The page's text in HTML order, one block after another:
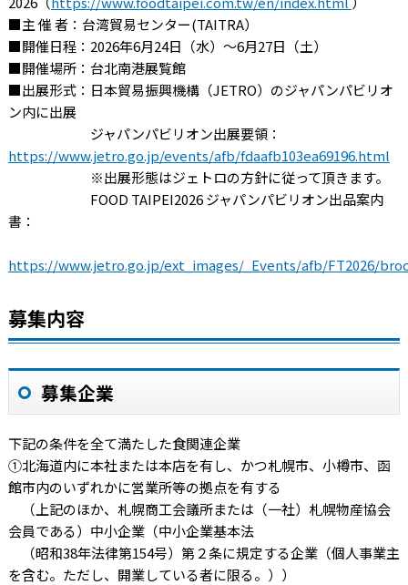
■主 催 者：台湾貿易センター(TAITRA）
■開催日程：2026年6月24日（水）～6月27日（土）
■開催場所：台北南港展覧館
■出展形式：日本貿易振興機構（JETRO）のジャパンパビリオ
ン内に出展
ジャパンパビリオン出展要領：
https://www.jetro.go.jp/events/afb/fdaafb103ea69196.html
※出展形態はジェトロの方針に従って頂きます。
FOOD TAIPEI2026 ジャパンパビリオン出品案内
書：
https://www.jetro.go.jp/ext_images/_Events/afb/FT2026/
募集内容
募集企業
下記の条件を全て満たした食関連企業
①北海道内に本社または本店を有し、かつ札幌市、小樽市、函
館市内のいずれかに営業所等の拠点を有する
（上記のほか、札幌商工会議所または（一社）札幌物産協会
会員である）中小企業（中小企業基本法
（昭和38年法律第154号）第２条に規定する企業（個人事業主
を含む。ただし、開業している者に限る。））